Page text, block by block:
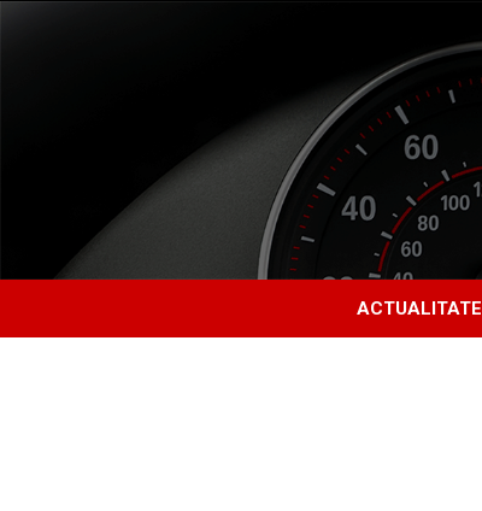
ACTUALITATE